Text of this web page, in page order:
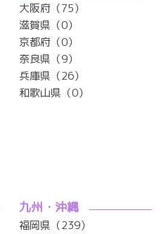
大阪府（75）
滋賀県（0）
京都府（0）
奈良県（9）
兵庫県（26）
和歌山県（0）
九州・沖縄
福岡県（239）